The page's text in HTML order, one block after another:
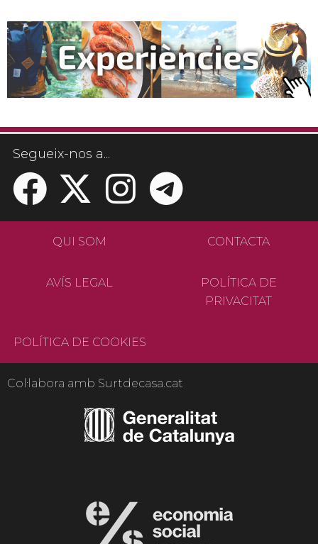
Segueix-nos a...
QUI SOM CONTACTA
AVÍS LEGAL
POLÍTICA DE
PRIVACITAT
POLÍTICA DE COOKIES
Col·labora amb Surtdecasa.cat